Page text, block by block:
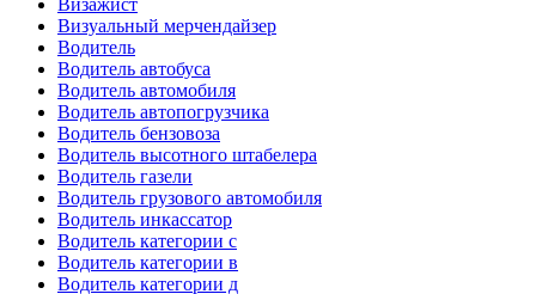
Визажист
Визуальный мерчендайзер
Водитель
Водитель автобуса
Водитель автомобиля
Водитель автопогрузчика
Водитель бензовоза
Водитель высотного штабелера
Водитель газели
Водитель грузового автомобиля
Водитель инкассатор
Водитель категории c
Водитель категории в
Водитель категории д